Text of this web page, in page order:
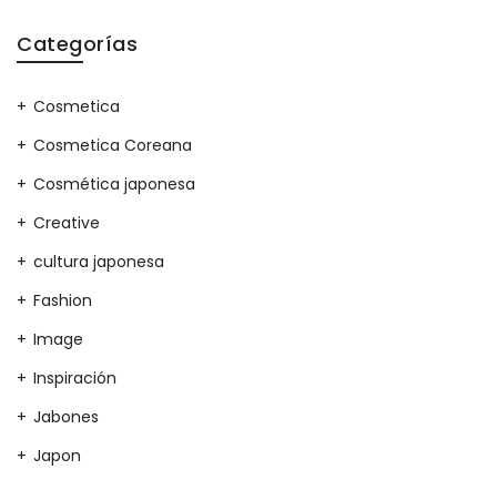
Categorías
Cosmetica
Cosmetica Coreana
Cosmética japonesa
Creative
cultura japonesa
Fashion
Image
Inspiración
Jabones
Japon